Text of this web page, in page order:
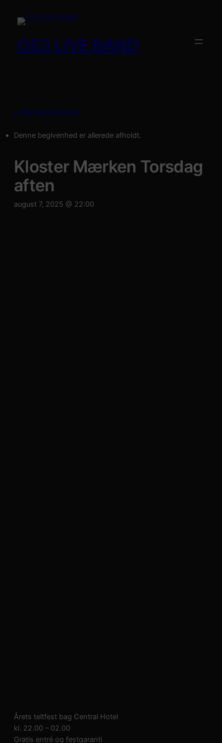
OS3 LIVE BAND
« Alle Begivenheder
Denne begivenhed er allerede afholdt.
Kloster Mærken Torsdag
aften
august 7, 2025 @ 22:00
Årets teltfest bag Central Hotel
kl. 22.00 – 02.00
Gratis entré og festgaranti